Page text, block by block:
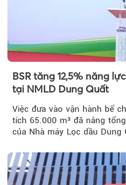
BSR tăng 12,5% năng
tại NMLD Dung Quất
Việc đưa vào vận hành bể
tích 65.000 m³ đã nâng
của Nhà máy Lọc dầu Dung